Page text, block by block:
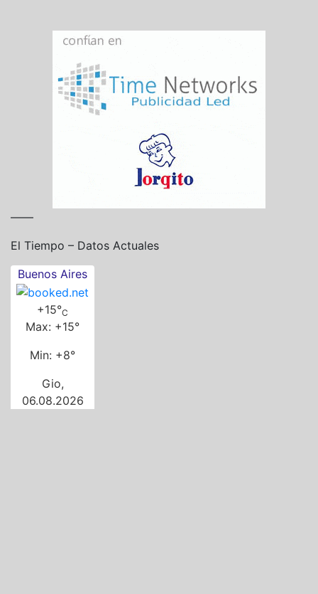
——
El Tiempo – Datos Actuales
Buenos Aires
+15°C
Max: +15°
Min: +8°
Gio,
06.08.2026